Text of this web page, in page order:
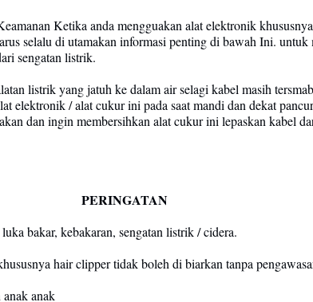
Ketika anda mengguakan alat elektronik
selalu di utamakan informasi penting di bawah Ini. untuk
sengatan listrik.
listrik yang jatuh ke dalam air selagi kabel masih
elektronik / alat cukur ini pada saat mandi dan dekat
dan ingin membersihkan alat cukur ini lepaskan kabel
PERINGATAN
bakar, kebakaran, sengatan listrik / cidera.
hair clipper tidak boleh di biarkan tanpa
anak